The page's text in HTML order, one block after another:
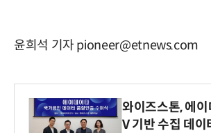
윤희석 기자 pioneer@etnews.com
와이즈스톤, 에
V 기반 수집 데